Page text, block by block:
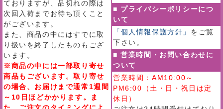
ておりますが、品切れの際は
次回入荷までお待ち頂くこと
がございます。
また、商品の中にはすでに取
り扱いを終了したものもござ
います。
※商品の中には一部取り寄せ
商品もございます。取り寄せ
の場合、お届けまで通常1週間
～10日ほどかかります。ま
■ プライバシーポリシーにつ
いて
「個人情報保護方針」 をご覧
下さい。
■ 営業時間・お問い合わせに
ついて
営業時間：AM10:00～
PM6:00（土・日・祝日は定
休日）